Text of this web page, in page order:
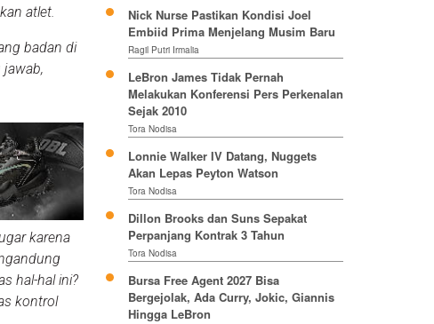
atlet.
badan di
karena
hal-hal ini?
kontrol
Nick Nurse Pastikan Kondisi Joel
Embiid Prima Menjelang Musim Baru
Ragil Putri Irmalia
LeBron James Tidak Pernah
Melakukan Konferensi Pers Perkenalan
Sejak 2010
Tora Nodisa
Lonnie Walker IV Datang, Nuggets
Akan Lepas Peyton Watson
Tora Nodisa
Dillon Brooks dan Suns Sepakat
Perpanjang Kontrak 3 Tahun
Tora Nodisa
Bursa Free Agent 2027 Bisa
Bergejolak, Ada Curry, Jokic, Giannis
Hingga LeBron